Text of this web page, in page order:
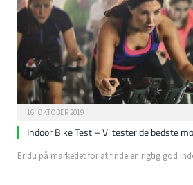
16. OKTOBER 2019
Indoor Bike Test – Vi tester de bedste
Er du på markedet for at finde en rigtig god